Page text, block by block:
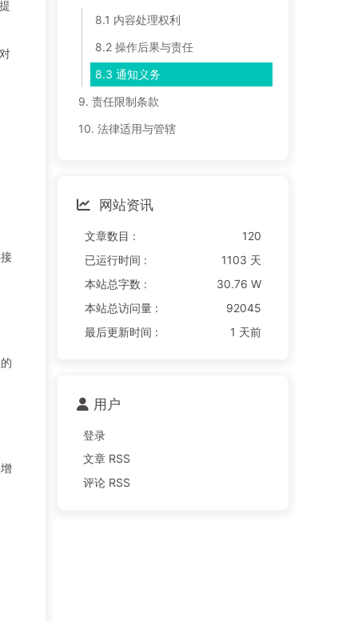
8.1 内容处理权利
8.2 操作后果与责任
8.3 通知义务
9. 责任限制条款
10. 法律适用与管辖
网站资讯
文章数目 :
120
已运行时间 :
1103 天
本站总字数 :
30.76 W
本站总访问量 :
92045
最后更新时间 :
1 天前
用户
登录
文章 RSS
评论 RSS